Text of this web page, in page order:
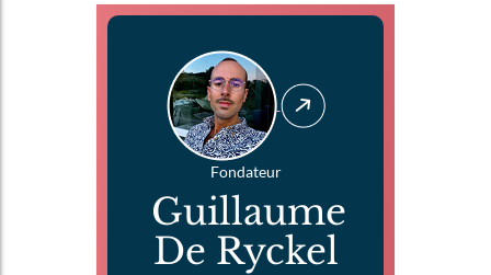
Fondateur
Guillaume
De Ryckel